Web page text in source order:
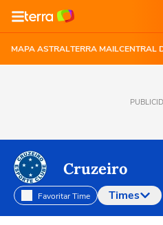
MAPA ASTRALTERRA MAILCENTRAL
Cruzeiro
Favoritar Time Times